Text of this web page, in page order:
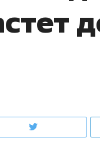
почему надо знать
интересен Оман?